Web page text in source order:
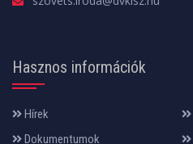
Hasznos információk
Hírek
Dokumentumok